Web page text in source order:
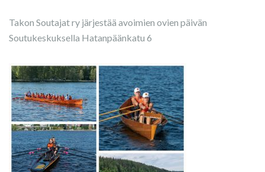
Takon Soutajat ry järjestää avoimien ovien päivän
Soutukeskuksella Hatanpäänkatu 6